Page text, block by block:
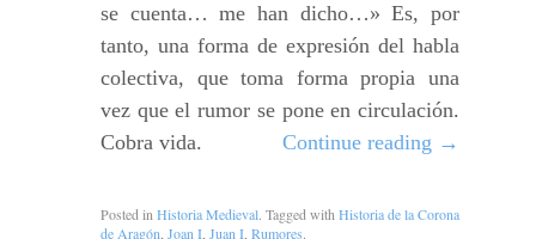
se cuenta… me han dicho…» Es, por
tanto, una forma de expresión del habla
colectiva, que toma forma propia una
vez que el rumor se pone en circulación.
Cobra vida.
Continue reading →
Posted in Historia Medieval. Tagged with Historia de la Corona
de Aragón Joan I Juan I Rumores.